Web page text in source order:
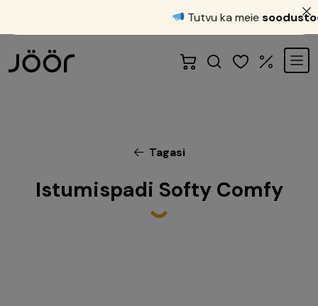
Tagasi
Istumispadi Softy Comfy
Tutvu ka meie